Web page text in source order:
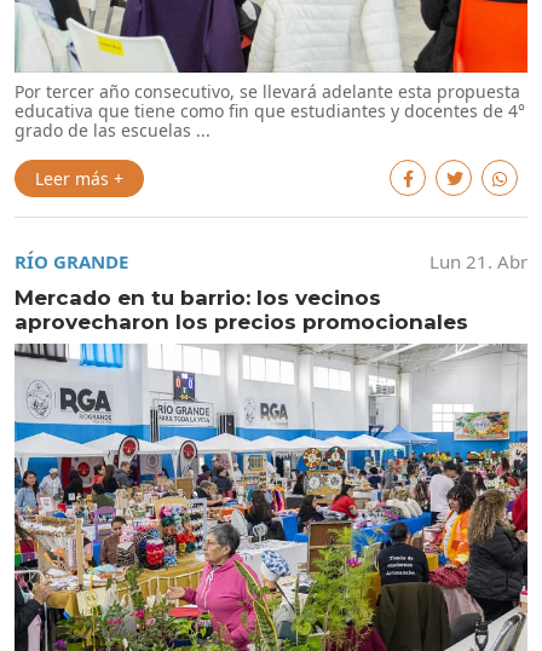
Por tercer año consecutivo, se llevará adelante esta propuesta
educativa que tiene como fin que estudiantes y docentes de 4°
grado de las escuelas ...
Leer más +
RÍO GRANDE
Lun 21. Abr
Mercado en tu barrio: los vecinos
aprovecharon los precios promocionales